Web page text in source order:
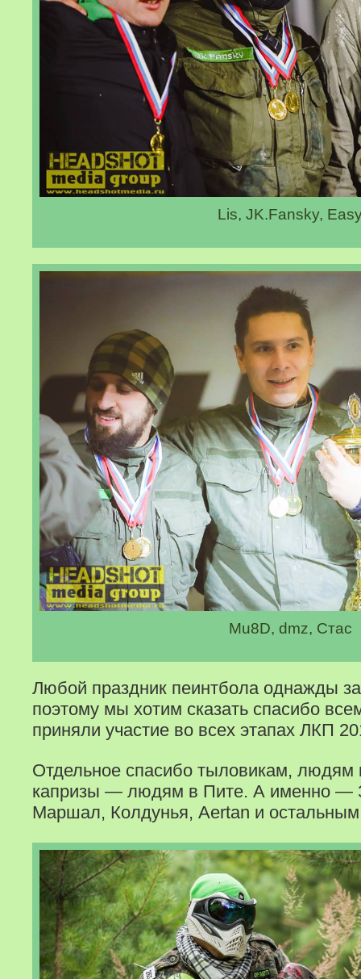
Lis, JK.Fansky,
Mu8D, dmz, Стас
Любой праздник пеинтбола однажды
поэтому мы хотим сказать спасибо
приняли участие во всех этапах ЛКП
Отдельное спасибо тыловикам, людям
капризы — людям в Пите. А именно —
Маршал, Колдунья, Aertan и